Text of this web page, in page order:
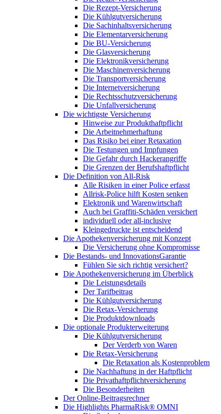
Die Rezept-Versicherung
Die Kühlgutversicherung
Die Sachinhaltsversicherung
Die Elementarversicherung
Die BU-Versicherung
Die Glasversicherung
Die Elektronikversicherung
Die Maschinenversicherung
Die Transportversicherung
Die Internetversicherung
Die Rechtsschutzversicherung
Die Unfallversicherung
Die wichtigste Versicherung
Hinweise zur Produkthaftpflicht
Die Arbeitnehmerhaftung
Das Risiko bei einer Retaxation
Die Testungen und Impfungen
Die Gefahr durch Hackerangriffe
Die Grenzen der Berufshaftpflicht
Die Definition von All-Risk
Alle Risiken in einer Police erfasst
Allrisk-Police hilft Kosten senken
Elektronik und Warenwirtschaft
Auch bei Graffiti-Schäden versichert
individuell oder all-inclusive
Kleingedruckte ist entscheidend
Die Apothekenversicherung mit Konzept
Die Versicherung ohne Kompromisse
Die Bestands- und InnovationsGarantie
Fühlen Sie sich richtig versichert?
Die Apothekenversicherung im Überblick
Die Leistungsdetails
Der Tarifbeitrag
Die Kühlgutversicherung
Die Retax-Versicherung
Die Produktdownloads
Die optionale Produkterweiterung
Die Kühlgutversicherung
Der Verderb von Waren
Die Retax-Versicherung
Die Retaxation als Kostenproblem
Die Nachhaftung in der Haftpflicht
Die Privathaftpflichtversicherung
Die Besonderheiten
Der Online-Beitragsrechner
Die Highlights PharmaRisk® OMNI